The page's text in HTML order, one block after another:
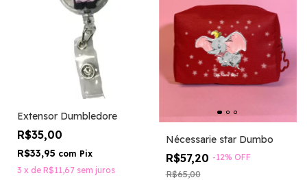
Extensor Dumbledore
R$35,00
R$33,95 com Pix
3 x de R$11,67 sem juros
Nécessarie star Dumbo
R$57,20 -12% OFF
R$65,00